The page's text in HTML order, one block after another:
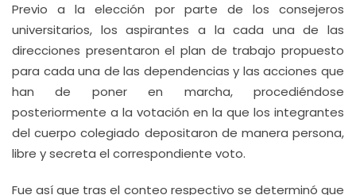
Previo a la elección por parte de los consejeros
universitarios, los aspirantes a la cada una de las
direcciones presentaron el plan de trabajo propuesto
para cada una de las dependencias y las acciones que
han de poner en marcha, procediéndose
posteriormente a la votación en la que los integrantes
del cuerpo colegiado depositaron de manera persona,
libre y secreta el correspondiente voto.
Fue así que tras el conteo respectivo se determinó que